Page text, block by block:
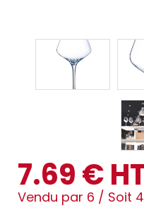
7.69 €
Vendu par 6 / Soit